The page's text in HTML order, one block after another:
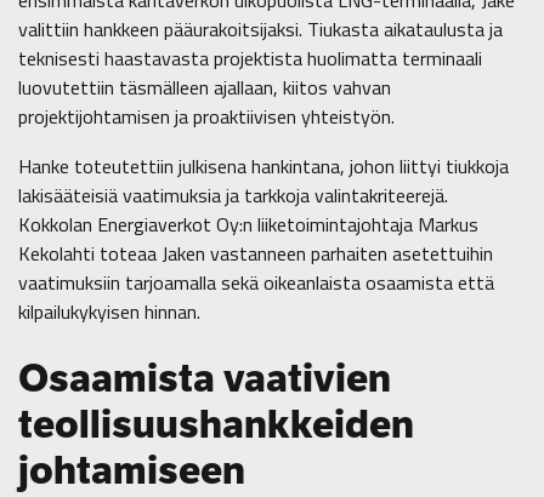
valittiin hankkeen pääurakoitsijaksi. Tiukasta aikataulusta ja
teknisesti haastavasta projektista huolimatta terminaali
luovutettiin täsmälleen ajallaan, kiitos vahvan
projektijohtamisen ja proaktiivisen yhteistyön.
Hanke toteutettiin julkisena hankintana, johon liittyi tiukkoja
lakisääteisiä vaatimuksia ja tarkkoja valintakriteerejä.
Kokkolan Energiaverkot Oy:n liiketoimintajohtaja Markus
Kekolahti toteaa Jaken vastanneen parhaiten asetettuihin
vaatimuksiin tarjoamalla sekä oikeanlaista osaamista että
kilpailukykyisen hinnan.
Osaamista vaativien
teollisuushankkeiden
johtamiseen